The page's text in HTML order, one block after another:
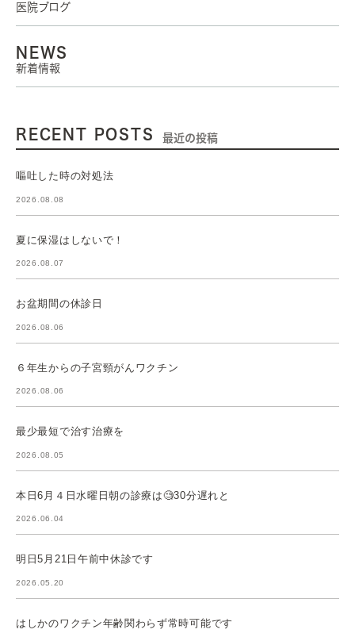
医院ブログ
NEWS
新着情報
RECENT POSTS 最近の投稿
嘔吐した時の対処法
2026.08.08
夏に保湿はしないで！
2026.08.07
お盆期間の休診日
2026.08.06
６年生からの子宮頸がんワクチン
2026.08.06
最少最短で治す治療を
2026.08.05
本日6月４日水曜日朝の診療は🧐30分遅れと
2026.06.04
明日5月21日午前中休診です
2026.05.20
はしかのワクチン年齢関わらず常時可能です